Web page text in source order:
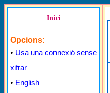
Inici
Opcions:
• Usa una connexió sense
xifrar
• English